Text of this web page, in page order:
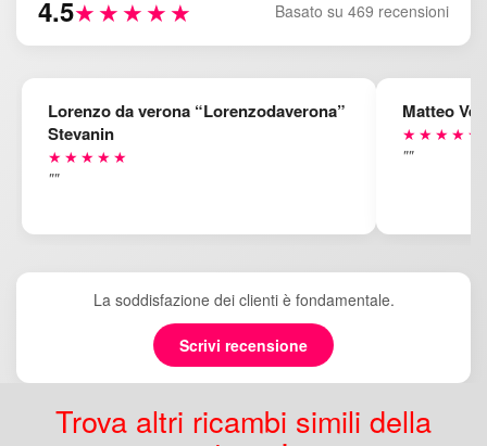
4.5★★★★★ Basato su 469 recensioni
Lorenzo da verona “Lorenzodaverona”
Stevanin
★★★★★
""
Matteo
★★★★★
""
La soddisfazione dei clienti è fondamentale.
Scrivi recensione
Trova altri ricambi simili della